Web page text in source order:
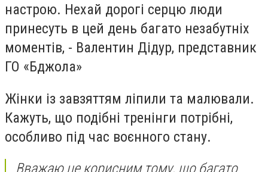
настрою. Нехай дорогі серцю люди
принесуть в цей день багато незабутніх
моментів, - Валентин Дідур, представник
ГО «Бджола»
Жінки із завзяттям ліпили та малювали.
Кажуть, що подібні тренінги потрібні,
особливо під час воєнного стану.
Вважаю це корисним тому, що багато